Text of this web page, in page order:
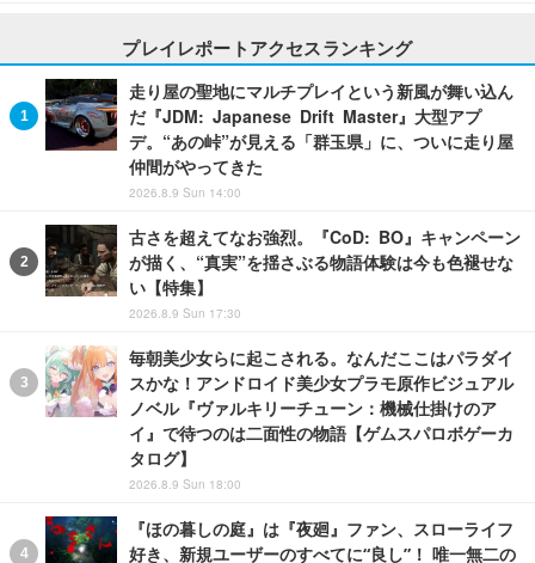
プレイレポートアクセスランキング
走り屋の聖地にマルチプレイという新風が舞い込ん
だ『JDM: Japanese Drift Master』大型アプ
デ。“あの峠”が見える「群玉県」に、ついに走り屋
仲間がやってきた
2026.8.9 Sun 14:00
古さを超えてなお強烈。『CoD: BO』キャンペーン
が描く、“真実”を揺さぶる物語体験は今も色褪せな
い【特集】
2026.8.9 Sun 17:30
毎朝美少女らに起こされる。なんだここはパラダイ
スかな！アンドロイド美少女プラモ原作ビジュアル
ノベル『ヴァルキリーチューン：機械仕掛けのア
イ』で待つのは二面性の物語【ゲムスパロボゲーカ
タログ】
2026.8.9 Sun 18:00
『ほの暮しの庭』は『夜廻』ファン、スローライフ
好き、新規ユーザーのすべてに“良し”！ 唯一無二の